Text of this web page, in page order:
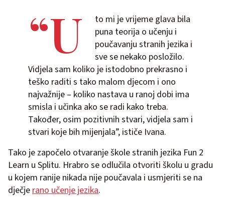
“U
to mi je vrijeme glava bila
puna teorija o učenju i
poučavanju stranih jezika i
sve se nekako posložilo.
Vidjela sam koliko je istodobno prekrasno i
teško raditi s tako malom djecom i ono
najvažnije – koliko nastava u ranoj dobi ima
smisla i učinka ako se radi kako treba.
Također, osim pozitivnih stvari, vidjela sam i
stvari koje bih mijenjala”, ističe Ivana.
Tako je započelo otvaranje škole stranih jezika Fun 2
Learn u Splitu. Hrabro se odlučila otvoriti školu u gradu
u kojem ranije nikada nije poučavala i usmjeriti se na
dječje rano učenje jezika.